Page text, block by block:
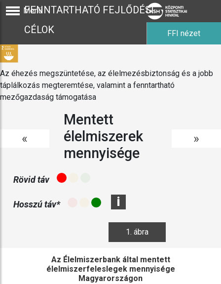
Menü
FENNTARTHATÓ FEJLŐDÉSI
CÉLOK
FFI nézet
Az éhezés megszüntetése, az élelmezésbiztonság és a jobb
táplálkozás megteremtése, valamint a fenntartható
mezőgazdaság támogatása
«
Mentett
élelmiszerek
mennyisége
»
Rövid táv
Hosszú táv* i
1. ábra
Az Élelmiszerbank által mentett
élelmiszerfeleslegek mennyisége
Magyarországon